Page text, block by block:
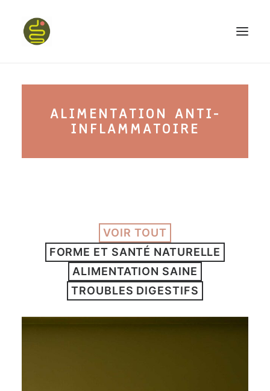
PROGRAMME HAPPY BELLY
MON LIVRE
CONFÉRENCES
podcast kinoa
ARTICLES
YOGA
ALIMENTATION ANTI-
INFLAMMATOIRE
VOIR TOUT
FORME ET SANTÉ NATURELLE
ALIMENTATION SAINE
TROUBLES DIGESTIFS